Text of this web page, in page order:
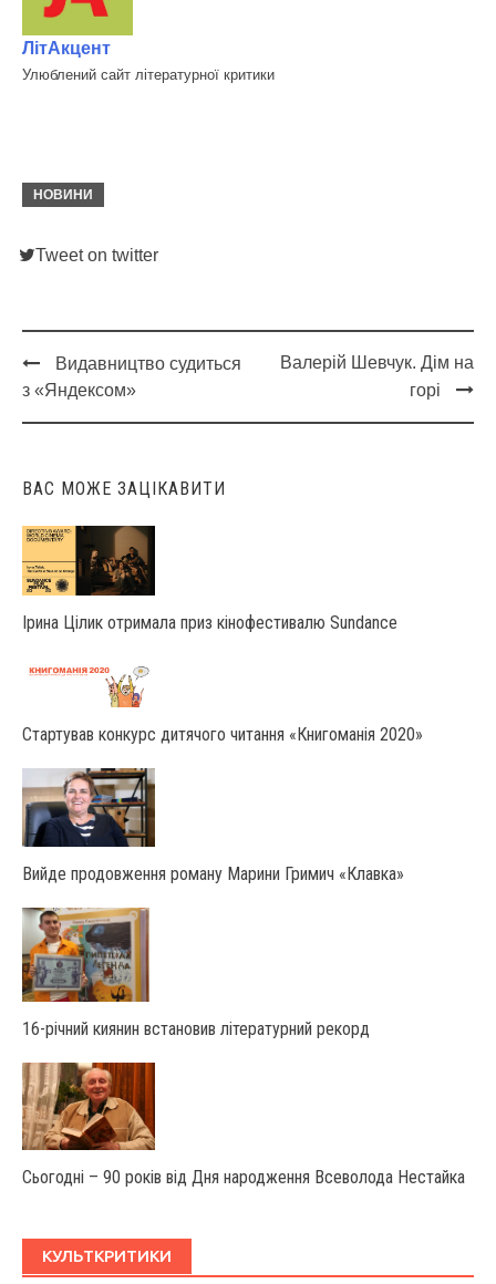
ЛітАкцент
Улюблений сайт літературної критики
НОВИНИ
Tweet on twitter
Post
navigation
Видавництво судиться
з «Яндексом»
Валерій Шевчук. Дім на
горі
ВАС МОЖЕ ЗАЦІКАВИТИ
Ірина Цілик отримала приз кінофестивалю Sundance
Стартував конкурс дитячого читання «Книгоманія 2020»
Вийде продовження роману Марини Гримич «Клавка»
16-річний киянин встановив літературний рекорд
Сьогодні – 90 років від Дня народження Всеволода Нестайка
КУЛЬТКРИТИКИ